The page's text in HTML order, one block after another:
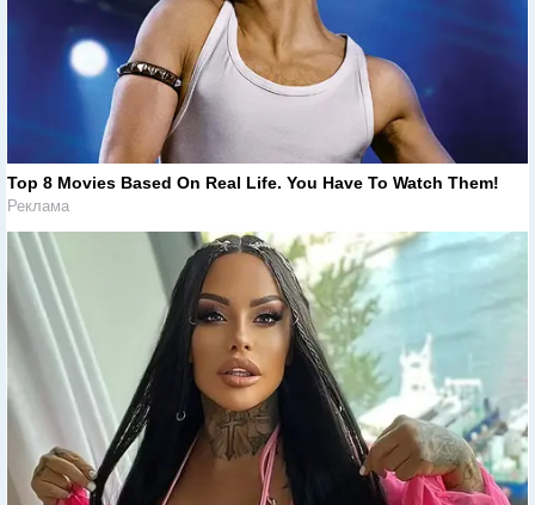
Top 8 Movies Based On Real Life. You Have To Watch Them!
Реклама